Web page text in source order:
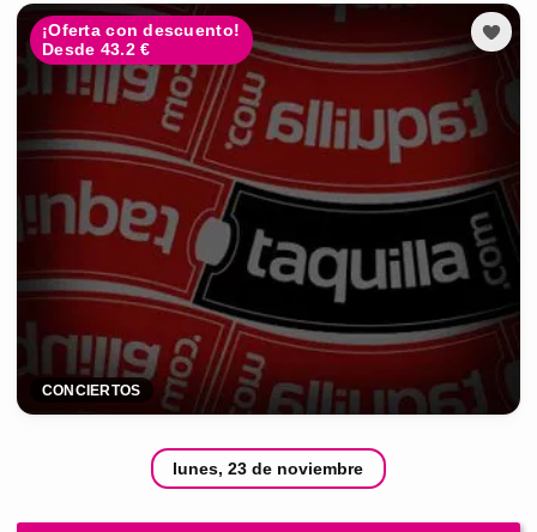
¡Oferta con descuento!
Desde 43.2 €
CONCIERTOS
lunes, 23 de noviembre